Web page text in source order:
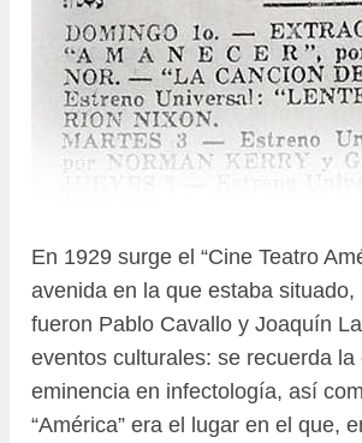
En 1929 surge el “Cine Teatro
avenida en la que estaba
fueron Pablo Cavallo y Joaquín
eventos culturales: se recuerda
eminencia en infectología, así
“América” era el lugar en el que,